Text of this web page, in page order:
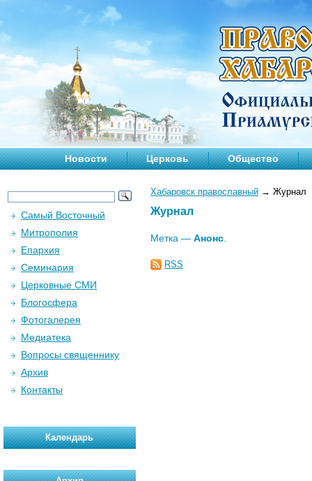
Новости Церковь Общество
Хабаровск православный → Журнал
Журнал
Метка — Анонс
RSS
Самый Восточный
Митрополия
Епархия
Семинария
Церковные СМИ
Блогосфера
Фотогалерея
Медиатека
Вопросы священнику
Архив
Контакты
Календарь